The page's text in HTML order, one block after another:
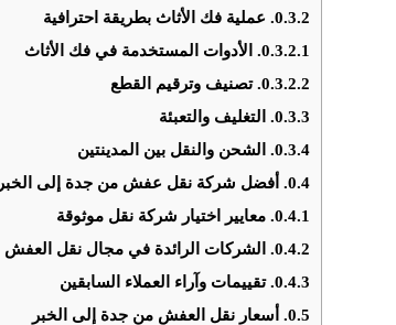
0.3.2. عملية فك الأثاث بطريقة احترافية
0.3.2.1.
الأدوات المستخدمة في فك الأثاث
0.3.2.2. تصنيف وترقيم القطع
0.3.3.
التغليف والتعبئة
0.3.4.
الشحن والنقل بين المدينتين
0.4. أفضل شركة نقل عفش من جدة إلى الخبر
0.4.1. معايير اختيار شركة نقل موثوقة
0.4.2.
الشركات الرائدة في مجال نقل العفش
0.4.3. تقييمات وآراء العملاء السابقين
0.5. أسعار نقل العفش من جدة إلى الخبر